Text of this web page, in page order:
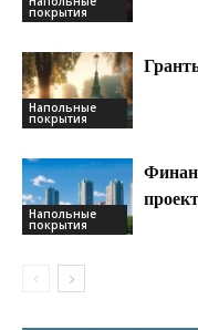
покрытия
Напольные
покрытия
Напольные
покрытия